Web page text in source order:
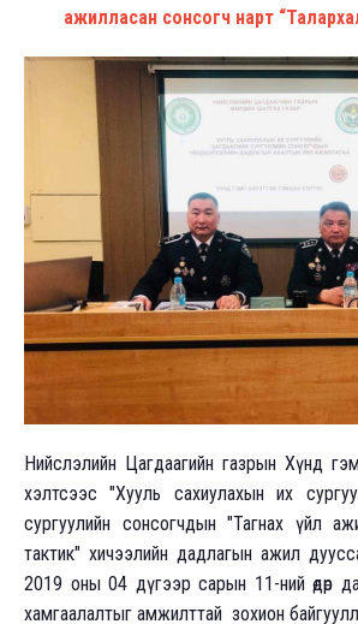
ажилласан сонсогч нарт
Нийслэлийн Цагдаагийн газрын Хүнд
хэлтсээс "Хууль сахиулахын их
сургуулийн сонсогчдын "Тагнах үйл
тактик" хичээлийн дадлагын ажил
2019 оны 04 дүгээр сарын 11-ний өдөр
хамгаалалтыг амжилттай зохион